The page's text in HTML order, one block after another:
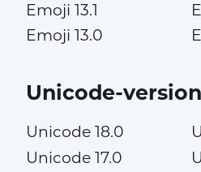
Emoji 13.1
Emoji 13.0
Unicode-
Unicode 18.0
Unicode 17.0